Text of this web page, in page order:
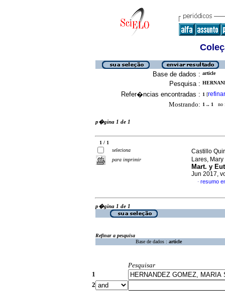
Base de dados : article
Pesquisa :
Refer�ncias encontradas : 1 [refinar
Mostrando: 1 .. 1 no
p�gina 1 de 1
1 / 1
seleciona
para imprimir
Castillo
Lares, Mary
Mart. y
Jun 2017,
· resumo
p�gina 1 de 1
Refinar a pesquisa
Base de dados : article
Pesquisar
1
2